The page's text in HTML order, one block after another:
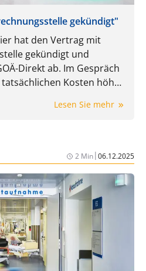
gekündigt"
hat den Vertrag mit
gekündigt und
Direkt ab. Im Gespräch
Kosten höher
und welche Rolle
Lesen Sie mehr
2 Min|06.12.2025